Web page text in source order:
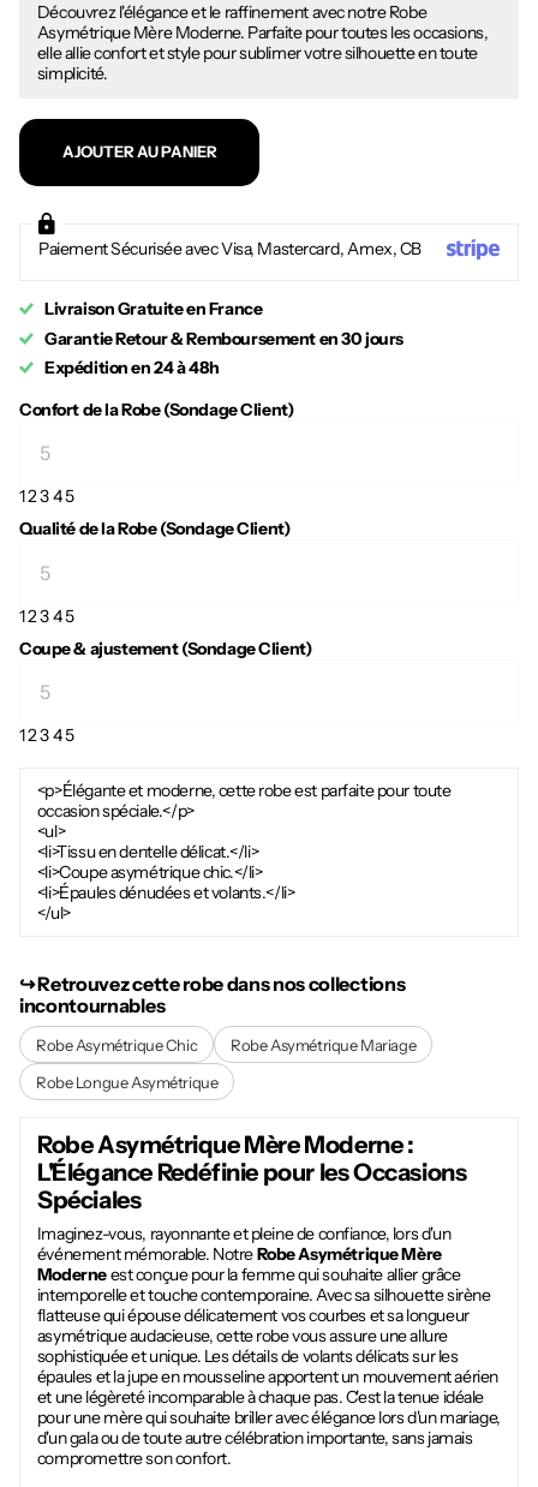
Découvrez l'élégance et le raffinement avec notre Robe
Asymétrique Mère Moderne. Parfaite pour toutes les occasions,
elle allie confort et style pour sublimer votre silhouette en toute
simplicité.
AJOUTER AU PANIER
Paiement Sécurisée avec Visa, Mastercard, Amex, CB
Livraison Gratuite en France
Garantie Retour & Remboursement en 30 jours
Expédition en 24 à 48h
Confort de la Robe (Sondage Client)
12345
Qualité de la Robe (Sondage Client)
12345
Coupe & ajustement (Sondage Client)
12345
<p>Élégante et moderne, cette robe est parfaite pour toute
occasion spéciale.</p>
<ul>
<li>Tissu en dentelle délicat.</li>
<li>Coupe asymétrique chic.</li>
<li>Épaules dénudées et volants.</li>
</ul>
↪︎ Retrouvez cette robe dans nos collections
incontournables
Robe Asymétrique Chic
Robe Asymétrique Mariage
Robe Longue Asymétrique
Robe Asymétrique Mère Moderne:
L'Élégance Redéfinie pour les Occasions
Spéciales
Imaginez-vous, rayonnante et pleine de confiance, lors d'un
événement mémorable. NotreRobe Asymétrique Mère
Moderneest conçue pour la femme qui souhaite allier grâce
intemporelle et touche contemporaine. Avec sa silhouette sirène
flatteuse qui épouse délicatement vos courbes et sa longueur
asymétrique audacieuse, cette robe vous assure une allure
sophistiquée et unique. Les détails de volants délicats sur les
épaules et la jupe en mousseline apportent un mouvement aérien
et une légèreté incomparable à chaque pas. C'est la tenue idéale
pour une mère qui souhaite briller avec élégance lors d'un mariage,
d'un gala ou de toute autre célébration importante, sans jamais
compromettre son confort.